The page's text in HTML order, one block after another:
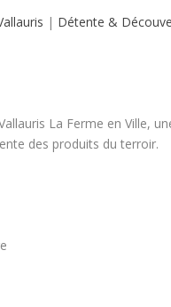
| Détente &
La Ferme en Ville,
des produits du terroir.